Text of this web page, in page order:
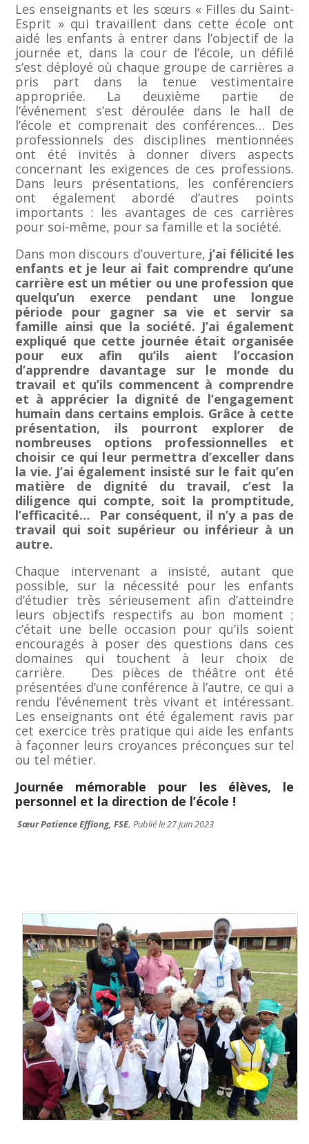
Les enseignants et les sœurs « Filles du Saint-
Esprit » qui travaillent dans cette école ont
aidé les enfants à entrer dans l’objectif de la
journée et, dans la cour de l’école, un défilé
s’est déployé où chaque groupe de carrières a
pris part dans la tenue vestimentaire
appropriée. La deuxième partie de
l’événement s’est déroulée dans le hall de
l’école et comprenait des conférences… Des
professionnels des disciplines mentionnées
ont été invités à donner divers aspects
concernant les exigences de ces professions.
Dans leurs présentations, les conférenciers
ont également abordé d’autres points
importants : les avantages de ces carrières
pour soi-même, pour sa famille et la société.
Dans mon discours d’ouverture, j’ai félicité les
enfants et je leur ai fait comprendre qu’une
carrière est un métier ou une profession que
quelqu’un exerce pendant une longue
période pour gagner sa vie et servir sa
famille ainsi que la société. J’ai également
expliqué que cette journée était organisée
pour eux afin qu’ils aient l’occasion
d’apprendre davantage sur le monde du
travail et qu’ils commencent à comprendre
et à apprécier la dignité de l’engagement
humain dans certains emplois. Grâce à cette
présentation, ils pourront explorer de
nombreuses options professionnelles et
choisir ce qui leur permettra d’exceller dans
la vie. J’ai également insisté sur le fait qu’en
matière de dignité du travail, c’est la
diligence qui compte, soit la promptitude,
l’efficacité… Par conséquent, il n’y a pas de
travail qui soit supérieur ou inférieur à un
autre.
Chaque intervenant a insisté, autant que
possible, sur la nécessité pour les enfants
d’étudier très sérieusement afin d’atteindre
leurs objectifs respectifs au bon moment ;
c’était une belle occasion pour qu’ils soient
encouragés à poser des questions dans ces
domaines qui touchent à leur choix de
carrière. Des pièces de théâtre ont été
présentées d’une conférence à l’autre, ce qui a
rendu l’événement très vivant et intéressant.
Les enseignants ont été également ravis par
cet exercice très pratique qui aide les enfants
à façonner leurs croyances préconçues sur tel
ou tel métier.
Journée mémorable pour les élèves, le
personnel et la direction de l’école !
Sœur Patience Effiong, FSE.Publié le 27 juin 2023